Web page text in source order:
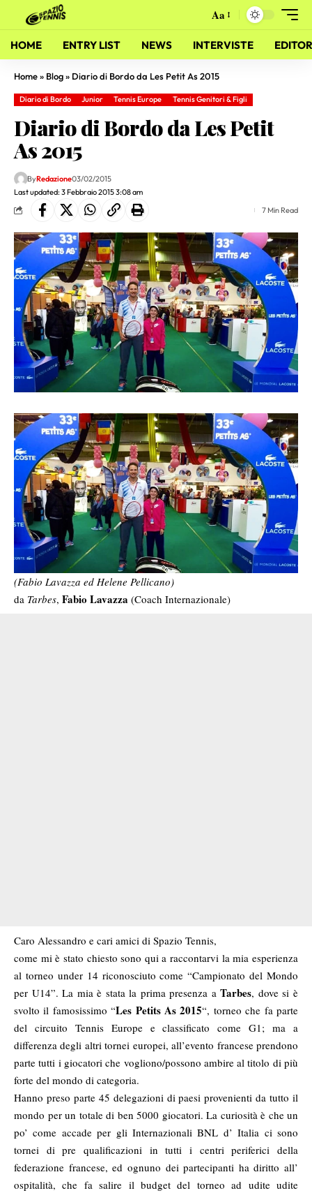
Aa
HOME ENTRY LIST NEWS INTERVISTE
Home» Blog» Diario di Bordo da Les Petit As 2015
Diario di Bordo Junior Tennis Europe Tennis Genitori & Figli
Diario di Bordo da Les Petit
As 2015
Last updated: 3 Febbraio 2015 3:08 am
ByRedazione03/02/2015
7 Min Read
(Fabio Lavazza ed Helene Pellicano)
da Tarbes, Fabio Lavazza (Coach Internazionale)
Caro Alessandro e cari amici di Spazio Tennis,
come mi è stato chiesto sono qui a raccontarvi la mia esperienza
al torneo under 14 riconosciuto come “Campionato del Mondo
per U14”. La mia è stata la prima presenza aTarbes, dove si è
svolto il famosissimo “Les Petits As 2015“, torneo che fa parte
del circuito Tennis Europe e classificato come G1; ma a
differenza degli altri tornei europei, all’evento francese prendono
parte tutti i giocatori che vogliono/possono ambire al titolo di più
forte del mondo di categoria.
Hanno preso parte 45 delegazioni di paesi provenienti da tutto il
mondo per un totale di ben 5000 giocatori. La curiosità è che un
po’ come accade per gli Internazionali BNL d’ Italia ci sono
tornei di pre qualificazioni in tutti i centri periferici della
federazione francese, ed ognuno dei partecipanti ha diritto all’
ospitalità, che fa salire il budget del torneo ad udite udite